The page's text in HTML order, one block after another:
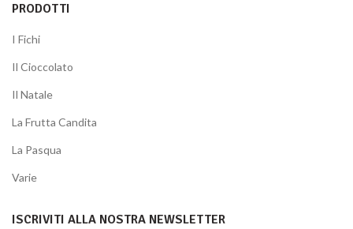
PRODOTTI
I Fichi
Il Cioccolato
Il Natale
La Frutta Candita
La Pasqua
Varie
ISCRIVITI ALLA NOSTRA NEWSLETTER